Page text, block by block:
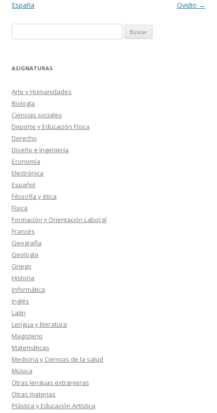
entradas
España
Ovidio →
ASIGNATURAS
Arte y Humanidades
Biología
Ciencias sociales
Deporte y Educación Física
Derecho
Diseño e Ingeniería
Economía
Electrónica
Español
Filosofía y ética
Física
Formación y Orientación Laboral
Francés
Geografía
Geología
Griego
Historia
Informática
Inglés
Latín
Lengua y literatura
Magisterio
Matemáticas
Medicina y Ciencias de la salud
Música
Otras lenguas extranjeras
Otras materias
Plástica y Educación Artística